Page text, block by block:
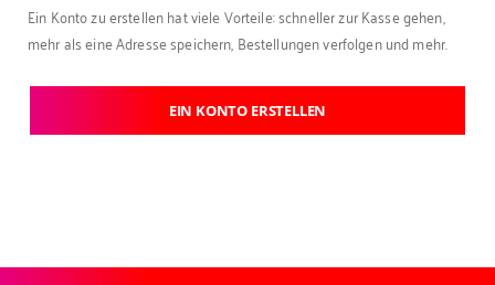
Ein Konto zu erstellen hat viele Vorteile: schneller zur Kasse gehen,
mehr als eine Adresse speichern, Bestellungen verfolgen und mehr.
EIN KONTO ERSTELLEN